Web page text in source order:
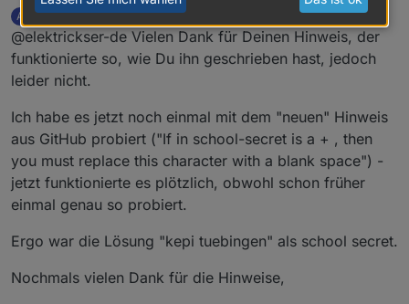
folgendes schreiben: "kepi tübingen" <- nur
A
Offline
amw-tueschrieb am29. Jan. 2022, 19:34
zuletzt editiert von
@elektrickser-de Vielen Dank für Deinen Hinweis, der
funktionierte so, wie Du ihn geschrieben hast, jedoch
leider nicht.
Ich habe es jetzt noch einmal mit dem "neuen" Hinweis
aus GitHub probiert ("If in school-secret is a + , then
you must replace this character with a blank space") -
jetzt funktionierte es plötzlich, obwohl schon früher
einmal genau so probiert.
Ergo war die Lösung "kepi tuebingen" als school secret.
Nochmals vielen Dank für die Hinweise,